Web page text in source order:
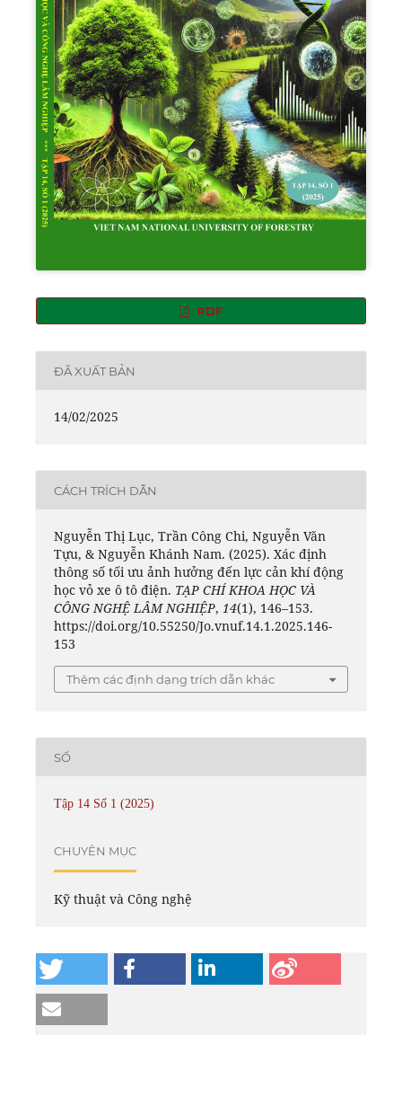
PDF
ĐÃ XUẤT BẢN
14/02/2025
CÁCH TRÍCH DẪN
Nguyễn Thị Lục, Trần Công Chi, Nguyễn Văn
Tựu, & Nguyễn Khánh Nam. (2025). Xác định
thông số tối ưu ảnh hưởng đến lực cản khí động
học vỏ xe ô tô điện. TẠP CHÍ KHOA HỌC VÀ
CÔNG NGHỆ LÂM NGHIỆP, 14(1), 146–153.
https://doi.org/10.55250/Jo.vnuf.14.1.2025.146-
153
Thêm các định dạng trích dẫn khác
SỐ
Tập 14 Số 1 (2025)
CHUYÊN MỤC
Kỹ thuật và Công nghệ